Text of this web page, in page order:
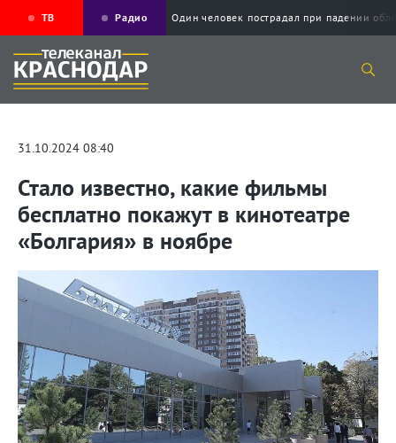
ТВ Радио Один человек пострадал при падении
31.10.2024 08:40
Стало известно, какие фильмы
бесплатно покажут в кинотеатре
«Болгария» в ноябре